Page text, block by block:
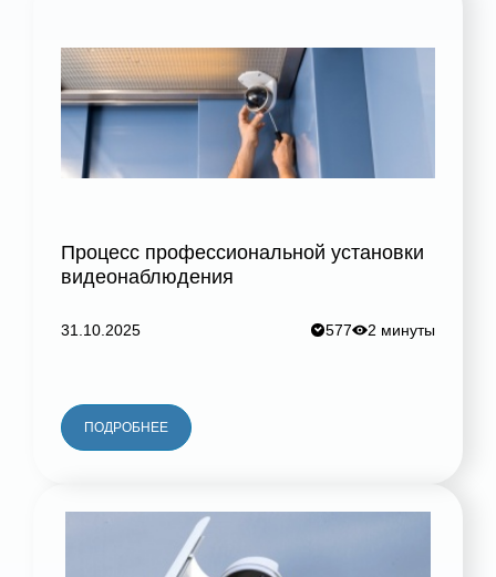
Процесс профессиональной установки
видеонаблюдения
31.10.2025 577 2 минуты
ПОДРОБНЕЕ